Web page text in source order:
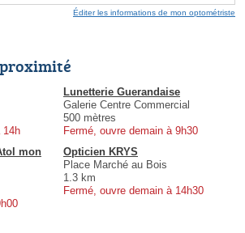
Éditer les informations de mon optométriste
14h
Lunetterie Guerandaise
Galerie Centre Commercial
500 mètres
Fermé, ouvre demain à 9h30
mon
Opticien KRYS
Place Marché au Bois
1.3 km
Fermé, ouvre demain à 14h30